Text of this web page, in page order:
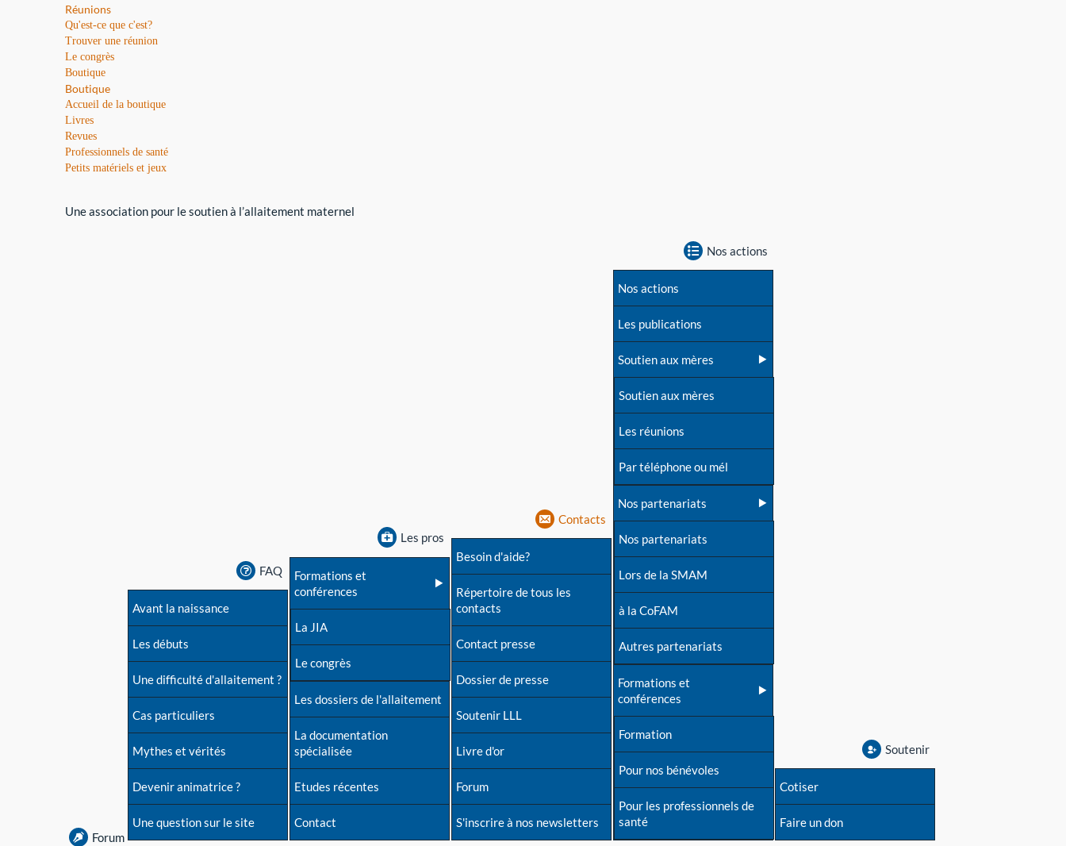
Réunions
Qu'est-ce que c'est?
Trouver une réunion
Le congrès
Boutique
Boutique
Accueil de la boutique
Livres
Revues
Professionnels de santé
Petits matériels et jeux
Une association pour le soutien à l’allaitement maternel
Forum
FAQ
Avant la naissance
Les débuts
Une difficulté d'allaitement ?
Cas particuliers
Mythes et vérités
Devenir animatrice ?
Une question sur le site
Les pros
Formations et
conférences
La JIA
Le congrès
Les dossiers de l'allaitement
La documentation
spécialisée
Etudes récentes
Contact
Contacts
Besoin d'aide?
Répertoire de tous les
contacts
Contact presse
Dossier de presse
Soutenir LLL
Livre d'or
Forum
S'inscrire à nos newsletters
Nos actions
Nos actions
Les publications
Soutien aux mères
Soutien aux mères
Les réunions
Par téléphone ou mél
Nos partenariats
Nos partenariats
Lors de la SMAM
à la CoFAM
Autres partenariats
Formations et
conférences
Formation
Pour nos bénévoles
Pour les professionnels de
santé
Soutenir
Cotiser
Faire un don